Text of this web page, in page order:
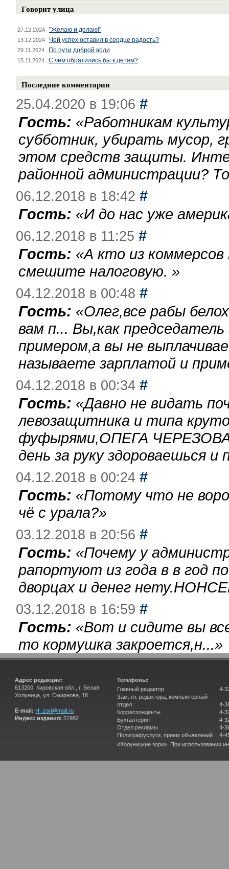
Говорит улица
27.12.2024 "Желаю и делаю!"
13.12.2024 Чей успех оставил в сердце радость?
29.11.2024 По пути доброй воли
15.11.2024 С чем обратились бы к детям?
Последние комментарии
25.04.2020 в 19:06 #
Гость: «Работникам
субботник, убирать мусор,
этом средств защиты.
районной администрации?
06.12.2018 в 18:42 #
Гость: «И до нас уже
06.12.2018 в 11:25 #
Гость: «А кто из
смешите налоговую. »
04.12.2018 в 00:48 #
Гость: «Олег,все рабы
вам п... Вы,как
примером,а вы не
называете зарплатой и
04.12.2018 в 00:34 #
Гость: «Давно не видать
левозащитника и типа
фуфырями,ОПЕГА
день за руку здороваешься
04.12.2018 в 00:24 #
Гость: «Потому что не
чё с урала?»
03.12.2018 в 20:56 #
Гость: «Почему у
рапортуют из года в в год
дворцах и денег
03.12.2018 в 16:59 #
Гость: «Вот и сидите вы
то кормушка закроется,н...»
Адрес редакции:
613200, Кировская обл., г. Белая
Холуница, ул. Смирнова, 18
E-mail: H_zori@mail.ru
Индекс издания: 51982
Телефоны:
Главный редактор
Зам. гл. редактора, компьютерный
отдел
Корреспонденты
Бухгалтерия
Отдел рекламы
Полиграфуслуги, прием объявлений
4-
4-
4-
4-
4-
4-
«Холуницкие зори». При использовании